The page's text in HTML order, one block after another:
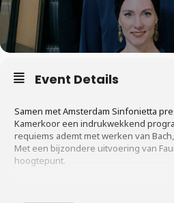
Event Details
Samen met Amsterdam Sinfonietta
Kamerkoor een indrukwekkend
requiems ademt met werken van
Met een bijzondere uitvoering van
hoogtepunt.
Onlangs nog werd de samenwerking